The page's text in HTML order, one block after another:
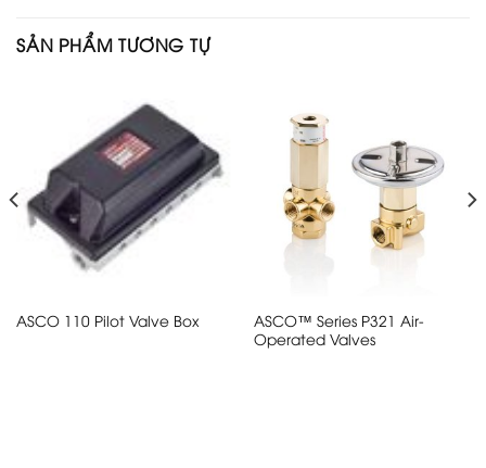
SẢN PHẨM TƯƠNG TỰ
ASCO 110 Pilot Valve Box
ASCO™ Series P321 Air-
Operated Valves